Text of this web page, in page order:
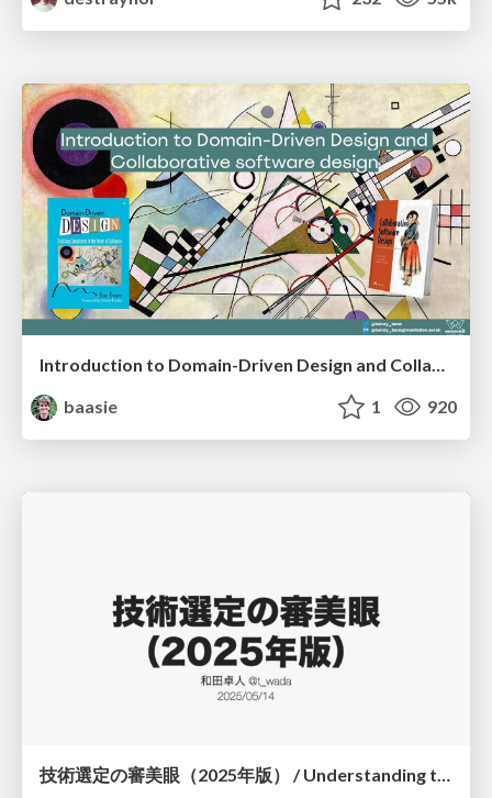
Introduction to Domain-Driven Design and Collaborative software design
baasie
1 920
技術選定の審美眼（2025年版） / Understanding the Spiral of Technologies 2025 edition